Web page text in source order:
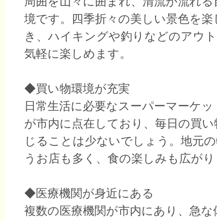
境です。四季折々の美しい景色を
き、ハイキングや釣りなどのアウ
気軽に楽しめます。
◆買い物環境が充実
日常生活に必要なスーパーマーケ
が市内に点在しており、毎日の買
じることは少ないでしょう。地元
うお店も多く、食の楽しみも広が
◆医療機関が身近にある
複数の医療機関が市内にあり、急な